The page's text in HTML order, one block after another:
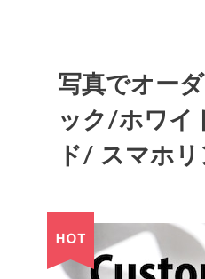
写真でオー
ック/ホワイ
ド/ スマホ